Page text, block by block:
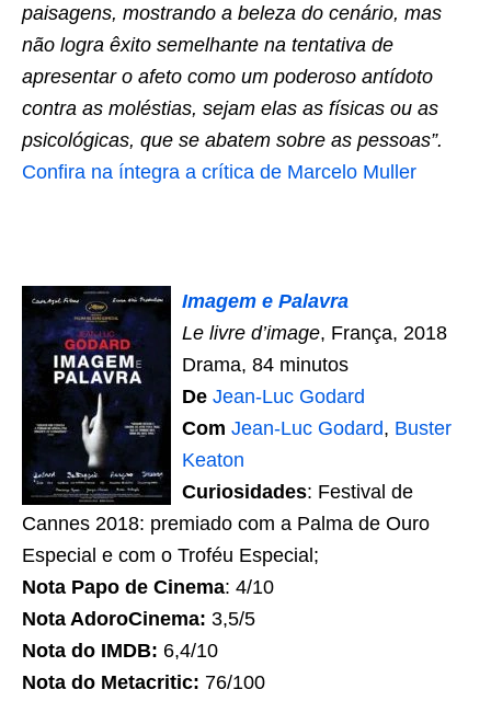
paisagens, mostrando a beleza do cenário, mas
não logra êxito semelhante na tentativa de
apresentar o afeto como um poderoso antídoto
contra as moléstias, sejam elas as físicas ou as
psicológicas, que se abatem sobre as pessoas”.
Confira na íntegra a crítica de Marcelo Muller
Imagem e Palavra
Le livre d’image, França, 2018
Drama, 84 minutos
De Jean-Luc Godard
Com Jean-Luc Godard, Buster
Keaton
Curiosidades: Festival de
Cannes 2018: premiado com a Palma de Ouro
Especial e com o Troféu Especial;
Nota Papo de Cinema: 4/10
Nota AdoroCinema: 3,5/5
Nota do IMDB: 6,4/10
Nota do Metacritic: 76/100